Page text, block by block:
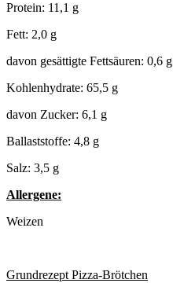
Protein: 11,1 g
Fett: 2,0 g
davon gesättigte Fettsäuren: 0,6 g
Kohlenhydrate: 65,5 g
davon Zucker: 6,1 g
Ballaststoffe: 4,8 g
Salz: 3,5 g
Allergene:
Weizen
Grundrezept Pizza-Brötchen